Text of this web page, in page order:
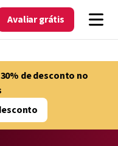
Avaliar grátis
de desconto no